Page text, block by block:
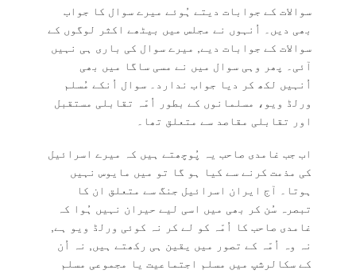
سوالات کے جوابات دیتے ہُوئے میرے سوال کا جواب
بھی دیں۔ اُنہوں نے مجلس میں بیٹھے اکثر لوگوں کے
سوالات کے جوابات دیے, میرے سوال کی باری ہی نہیں
آئی۔ پھر وہی سوال میں نے مسی ساگا میں بھی
اُنہیں لکھ کر دیا جواب ندارد۔ سوال اُنکے مُسلم
ورلڈ ویو، مسلمانوں کے بطور اُمّہ تقابلی مستقبل
اور تقابلی مقاصد سے متعلق تھا۔
اب جب غامدی صاحب یہ پُوچھتے ہیں کہ میرے اسرائیل
کی مذمت کرنے سے کیا ہو گا تو میں مایوس نہیں
ہوتا۔ آج ایران اسرائیل جنگ سے متعلق ان کا
تبصرہ سُن کر بھی میں اسی لیے حیران نہیں ہُوا کہ
غامدی صاحب کا اُمّہ کو لے کر نہ کوئی ورلڈ ویو ہے,
نہ وہ اُمّہ کے تصور میں یقین ہی رکھتے ہیں, نہ اُن
کے سکالرشپ میں مسلم اجتماعیت یا مجموعی مسلم